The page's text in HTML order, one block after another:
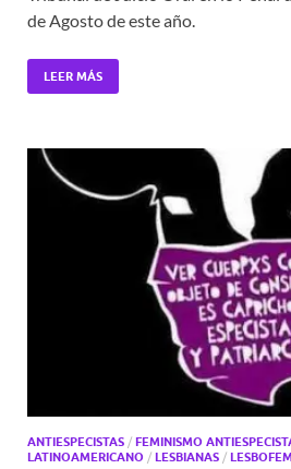
de Agosto de este año.
LEER MÁS
ANTIESPECISTAS / FEMINISMO
LATINOAMERICANO / LESBIANAS /